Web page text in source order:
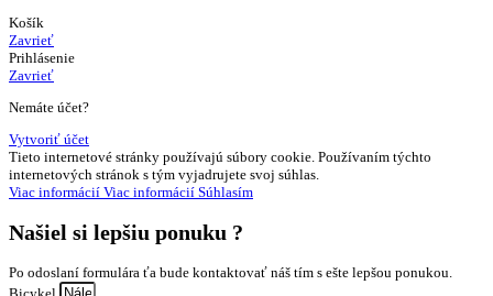
Košík
Zavrieť
Prihlásenie
Zavrieť
Nemáte účet?
Vytvoriť účet
Tieto internetové stránky používajú súbory cookie. Používaním týchto
internetových stránok s tým vyjadrujete svoj súhlas.
Viac informácií Viac informácií Súhlasím
Našiel si lepšiu ponuku ?
Po odoslaní formulára ťa bude kontaktovať náš tím s ešte lepšou ponukou.